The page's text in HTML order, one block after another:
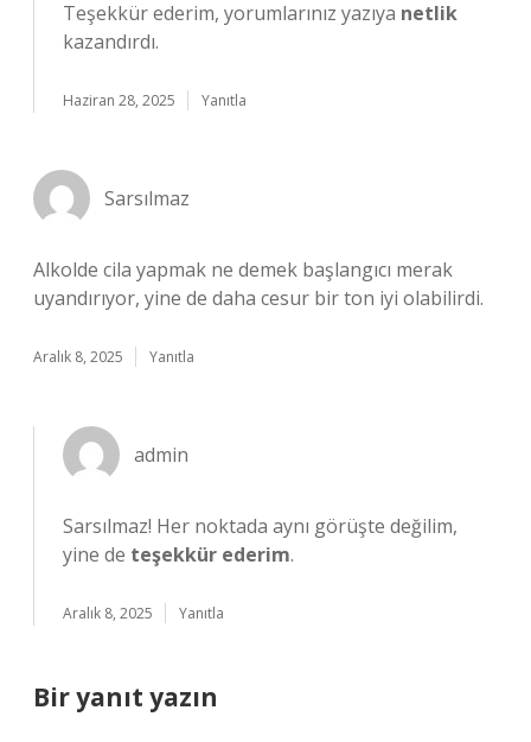
Teşekkür ederim, yorumlarınız yazıya netlik
kazandırdı.
Haziran 28, 2025 Yanıtla
Sarsılmaz
Alkolde cila yapmak ne demek başlangıcı merak
uyandırıyor, yine de daha cesur bir ton iyi olabilirdi.
Aralık 8, 2025 Yanıtla
admin
Sarsılmaz! Her noktada aynı görüşte değilim,
yine de teşekkür ederim.
Aralık 8, 2025 Yanıtla
Bir yanıt yazın